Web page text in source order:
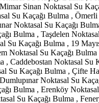
Sinan Noktasal Su
Su Kaçağı Bulma ,
Noktasal Su Kaçağı
Bulma , Taşdelen
Su Kaçağı Bulma , 19
Noktasal Su Kaçağı Bulma
, Caddebostan Noktasal Su
Su Kaçağı Bulma , Çifte
Noktasal Su
Bulma , Erenköy
Su Kaçağı Bulma ,